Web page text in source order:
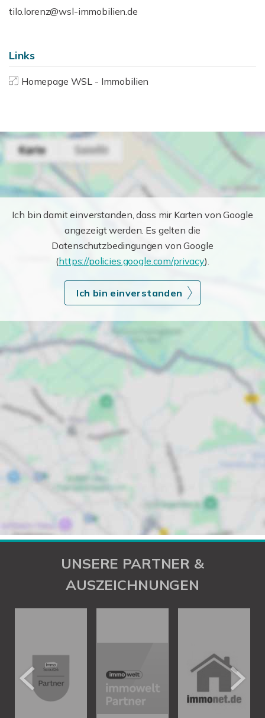
tilo.lorenz@wsl-immobilien.de
Links
Homepage WSL - Immobilien
Ich bin damit einverstanden, dass mir Karten von Google
angezeigt werden. Es gelten die
Datenschutzbedingungen von Google
(https://policies.google.com/privacy).
Ich bin einverstanden
UNSERE PARTNER &
AUSZEICHNUNGEN